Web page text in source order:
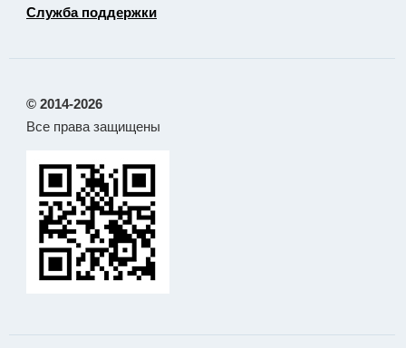
Служба поддержки
© 2014-2026
Все права защищены